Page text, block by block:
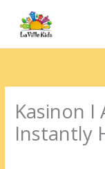
conteúdo
Kasinon I
Instantly